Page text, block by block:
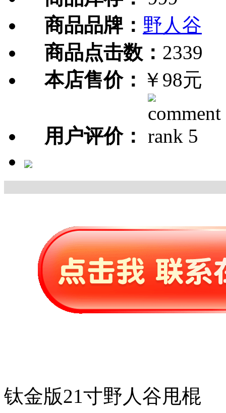
商品品牌： 野人谷
商品点击数： 2339
本店售价： ￥98元
用户评价：
钛金版21寸野人谷甩棍